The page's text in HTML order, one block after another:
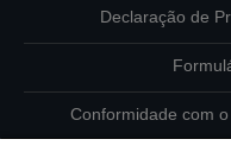
Declaração de
Conformidade com